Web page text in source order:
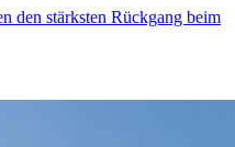
den stärksten Rückgang beim